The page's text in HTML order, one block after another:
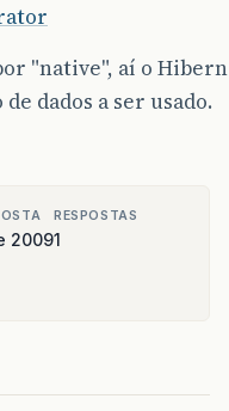
"native", aí o
dados a ser usado.
2009
RESPOSTAS
1